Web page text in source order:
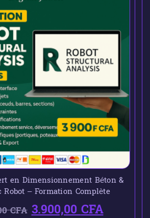
en Dimensionnement Béton &
– Formation Complète
CFA 3.900,00CFA